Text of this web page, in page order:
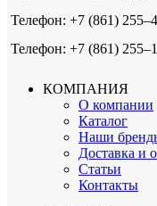
Телефон: +7 (861)
Телефон: +7 (861)
КОМПАНИЯ
О компании
Каталог
Наши
Доставка и
Статьи
Контакты